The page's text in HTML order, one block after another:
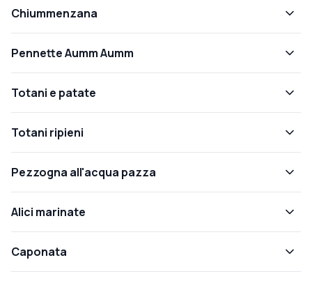
Chiummenzana
Pennette Aumm Aumm
Totani e patate
Totani ripieni
Pezzogna all'acqua pazza
Alici marinate
Caponata